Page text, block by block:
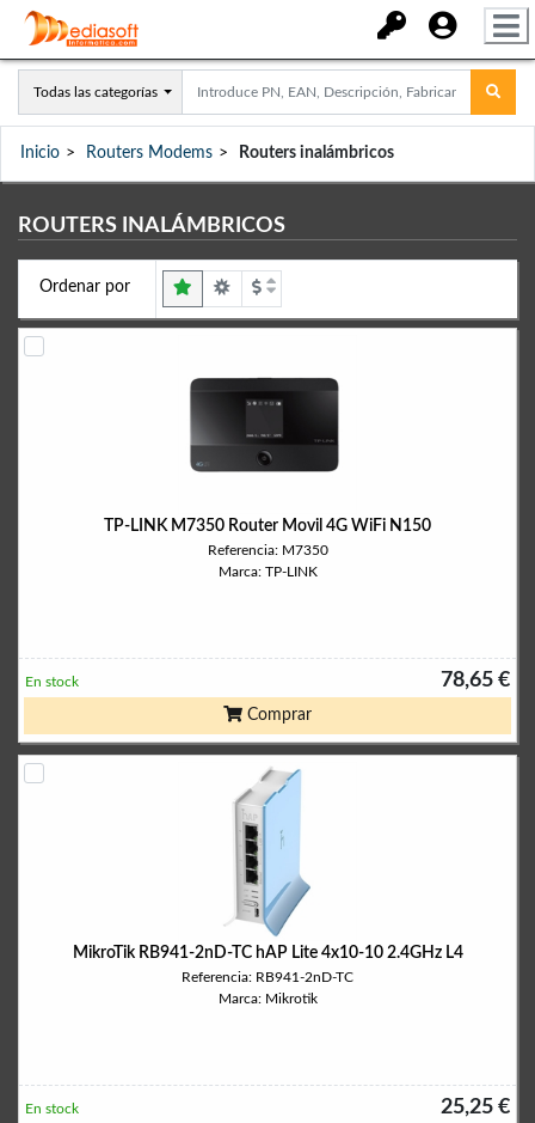
Todas las categorías
Inicio Routers Modems Routers inalámbricos
ROUTERS INALÁMBRICOS
Ordenar por
TP-LINK M7350 Router Movil 4G WiFi N150
Referencia: M7350
Marca: TP-LINK
78,65 €
En stock
Comprar
MikroTik RB941-2nD-TC hAP Lite 4x10-10 2.4GHz L4
Referencia: RB941-2nD-TC
Marca: Mikrotik
25,25 €
En stock